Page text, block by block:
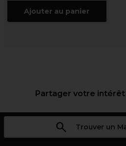
Ajouter au panier
Partager votre intérêt
Trouver un